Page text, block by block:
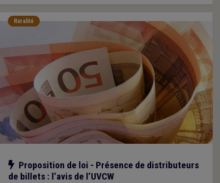
Ruralité
Notre action
Proposition de loi - Présence de distributeurs
de billets : l’avis de l’UVCW